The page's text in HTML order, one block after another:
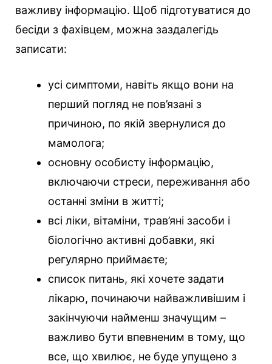
важливу інформацію. Щоб підготуватися до
бесіди з фахівцем, можна заздалегідь
записати:
усі симптоми, навіть якщо вони на
перший погляд не пов’язані з
причиною, по якій звернулися до
мамолога;
основну особисту інформацію,
включаючи стреси, переживання або
останні зміни в житті;
всі ліки, вітаміни, трав’яні засоби і
біологічно активні добавки, які
регулярно приймаєте;
список питань, які хочете задати
лікарю, починаючи найважливішим і
закінчуючи найменш значущим –
важливо бути впевненим в тому, що
все, що хвилює, не буде упущено з